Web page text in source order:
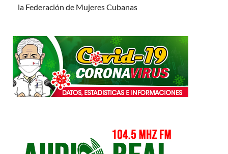
la Federación de Mujeres Cubanas